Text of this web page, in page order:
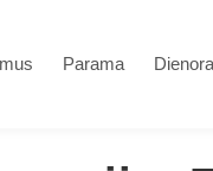
ir GamtaiParama